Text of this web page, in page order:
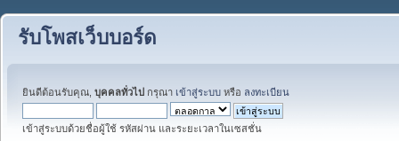
รับโพสเว็บบอร์ด
ยินดีต้อนรับคุณ, บุคคลทั่วไป กรุณา เข้าสู่ระบบ หรือ ลงทะเบียน
เข้าสู่ระบบด้วยชื่อผู้ใช้ รหัสผ่าน และระยะเวลาในเซสชั่น